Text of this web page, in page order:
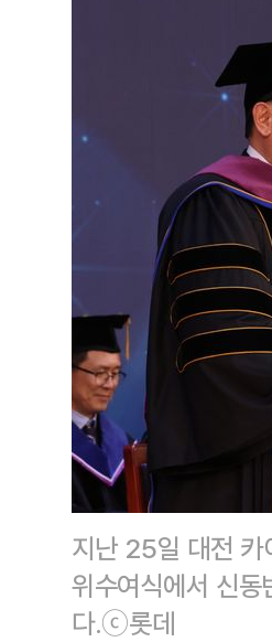
지난 25일 대전
위수여식에서 신
다.ⓒ롯데